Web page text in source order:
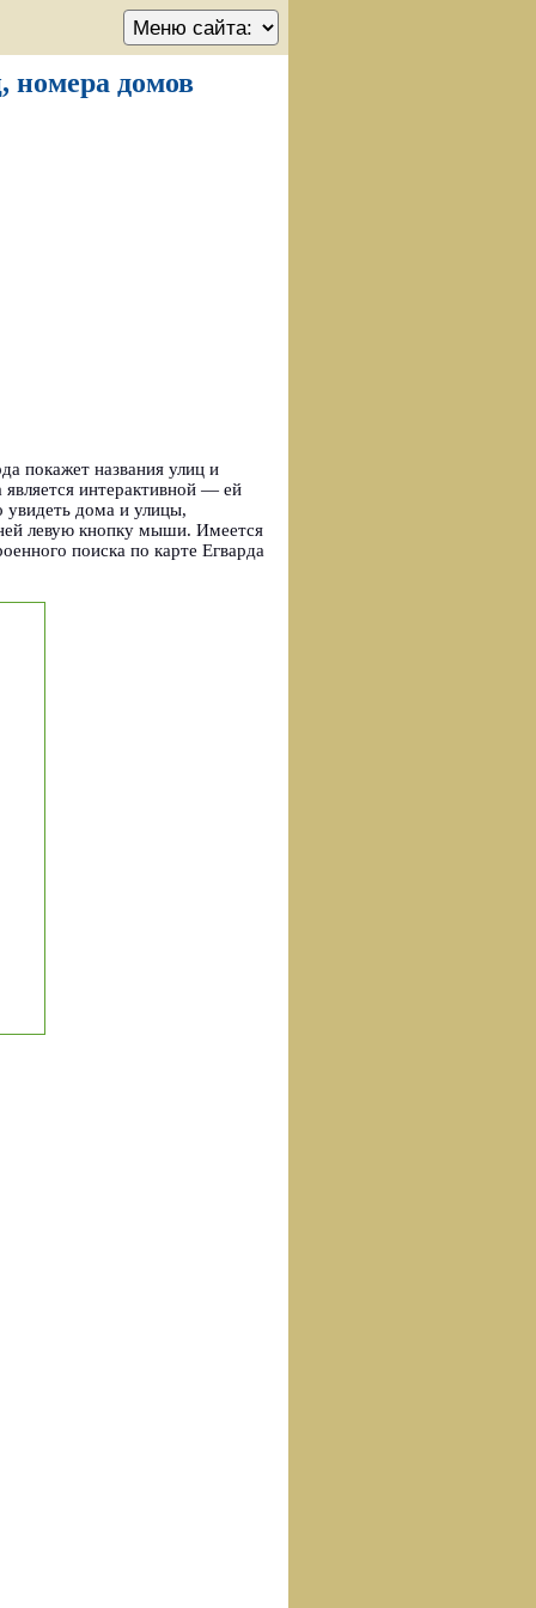
номера домов
покажет названия улиц и
интерактивной — ей
дома и улицы,
левую кнопку мыши. Имеется
поиска по карте Егварда